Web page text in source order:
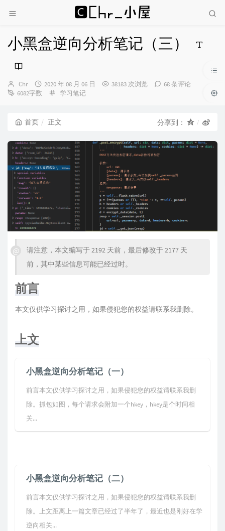
小黑盒逆向分析笔记（三）
博
主：
Chr
发
布
2020 年 08 月 06 日 38183 次浏览
68 条评论
6082字数
分
学习笔记
首页 正文 分享到：
请注意，本文编写于 2192 天前，最后修改于 2177 天
前，其中某些信息可能已经过时。
前言
本文仅供学习探讨之用，如果侵犯您的权益请联系我删除。
上文
小黑盒逆向分析笔记（一）
前言本文仅供学习探讨之用，如果侵犯您的权益请联系我删
除。抓包如图，每个请求会附加一个hkey，hkey是个时间相
关...
小黑盒逆向分析笔记（二）
前言本文仅供学习探讨之用，如果侵犯您的权益请联系我删
除。上文距离上一篇文章已经过了半年了，最近也是刚好在学
逆向相关...